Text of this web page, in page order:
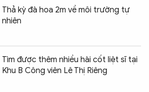
Thả kỳ đà hoa 2m về môi trường tự
nhiên
Tìm được thêm nhiều hài cốt liệt sĩ tại
Khu B Công viên Lê Thị Riêng